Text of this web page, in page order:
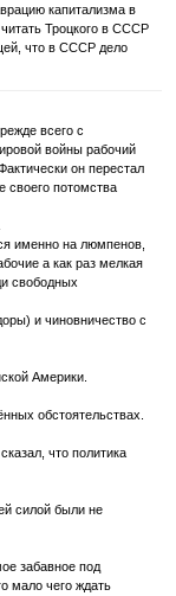
капитализма в
Троцкого в СССР
что в СССР дело
всего с
войны рабочий
он перестал
своего потомства
именно на люмпенов,
а как раз мелкая
свободных
и чиновничество с
Америки.
обстоятельствах.
что политика
силой были не
забавное под
мало чего ждать